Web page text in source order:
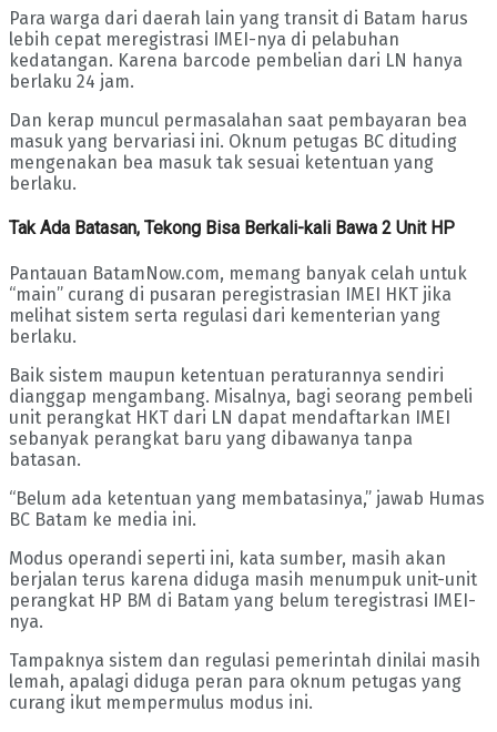
Para warga dari daerah lain yang transit di Batam harus
lebih cepat meregistrasi IMEI-nya di pelabuhan
kedatangan. Karena barcode pembelian dari LN hanya
berlaku 24 jam.
Dan kerap muncul permasalahan saat pembayaran bea
masuk yang bervariasi ini. Oknum petugas BC dituding
mengenakan bea masuk tak sesuai ketentuan yang
berlaku.
Tak Ada Batasan, Tekong Bisa Berkali-kali Bawa 2 Unit HP
Pantauan BatamNow.com, memang banyak celah untuk
“main” curang di pusaran peregistrasian IMEI HKT jika
melihat sistem serta regulasi dari kementerian yang
berlaku.
Baik sistem maupun ketentuan peraturannya sendiri
dianggap mengambang. Misalnya, bagi seorang pembeli
unit perangkat HKT dari LN dapat mendaftarkan IMEI
sebanyak perangkat baru yang dibawanya tanpa
batasan.
“Belum ada ketentuan yang membatasinya,” jawab Humas
BC Batam ke media ini.
Modus operandi seperti ini, kata sumber, masih akan
berjalan terus karena diduga masih menumpuk unit-unit
perangkat HP BM di Batam yang belum teregistrasi IMEI-
nya.
Tampaknya sistem dan regulasi pemerintah dinilai masih
lemah, apalagi diduga peran para oknum petugas yang
curang ikut mempermulus modus ini.